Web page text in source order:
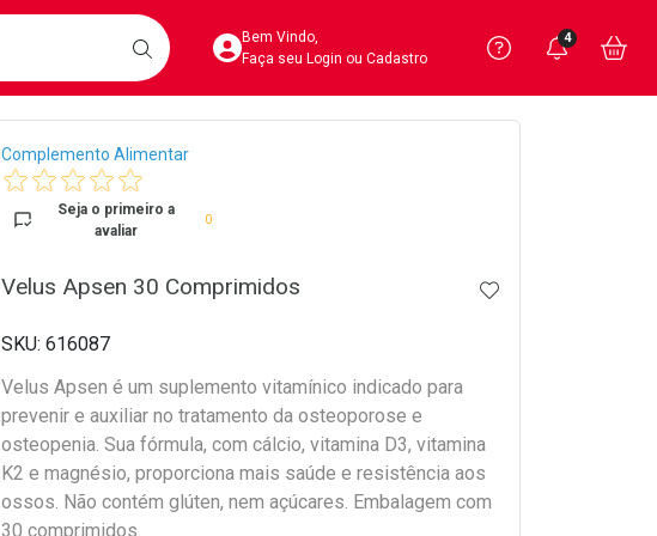
BUSCARAcesse sua Conta
Bem Vindo,
Faça seu Login ou Cadastro
Precisa
Ver Recursos
Você
4
Breadcrumb
Complemento Alimentar
Seja o primeiro a
avaliar
0
Velus Apsen 30 Comprimidos ADICIONAR AOS
616087
Velus Apsen é um suplemento vitamínico indicado para
prevenir e auxiliar no tratamento da osteoporose e
osteopenia. Sua fórmula, com cálcio, vitamina D3, vitamina
K2 e magnésio, proporciona mais saúde e resistência aos
ossos. Não contém glúten, nem açúcares. Embalagem com
30 comprimidos.